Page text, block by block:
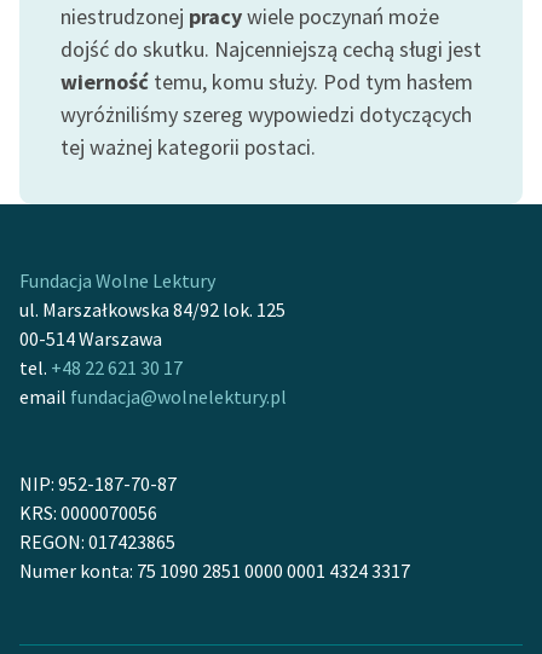
niestrudzonej pracywiele poczynań może
dojść do skutku. Najcenniejszą cechą sługi jest
wierność temu, komu służy. Pod tym hasłem
wyróżniliśmy szereg wypowiedzi dotyczących
tej ważnej kategorii postaci.
Fundacja Wolne Lektury
ul. Marszałkowska 84/92 lok. 125
00-514 Warszawa
tel. +48 22 621 30 17
email fundacja@wolnelektury.pl
NIP: 952-187-70-87
KRS: 0000070056
REGON: 017423865
Numer konta: 75 1090 2851 0000 0001 4324 3317